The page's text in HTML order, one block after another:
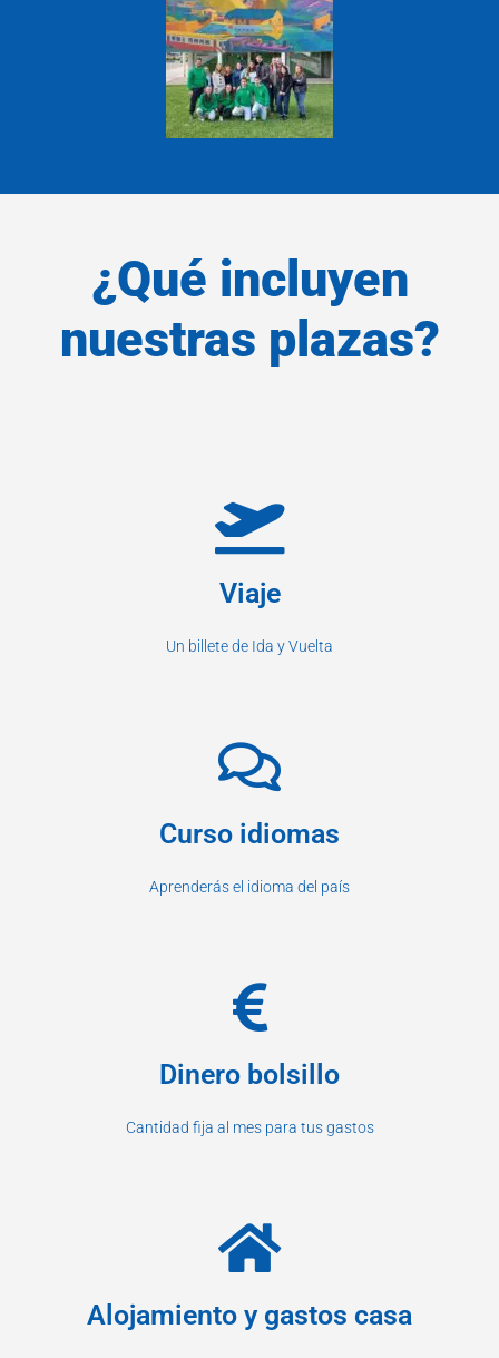
¿Qué incluyen
nuestras plazas?
Viaje
Un billete de Ida y Vuelta
Curso idiomas
Aprenderás el idioma del país
Dinero bolsillo
Cantidad fija al mes para tus gastos
Alojamiento y gastos casa